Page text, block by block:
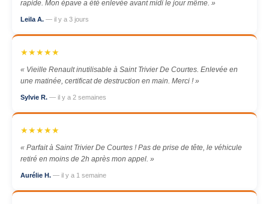
rapide. Mon épave a été enlevée avant midi le jour même. »
Leila A. — il y a 3 jours
★★★★★
« Vieille Renault inutilisable à Saint Trivier De Courtes. Enlevée en
une matinée, certificat de destruction en main. Merci ! »
Sylvie R. — il y a 2 semaines
★★★★★
« Parfait à Saint Trivier De Courtes ! Pas de prise de tête, le véhicule
retiré en moins de 2h après mon appel. »
Aurélie H. — il y a 1 semaine